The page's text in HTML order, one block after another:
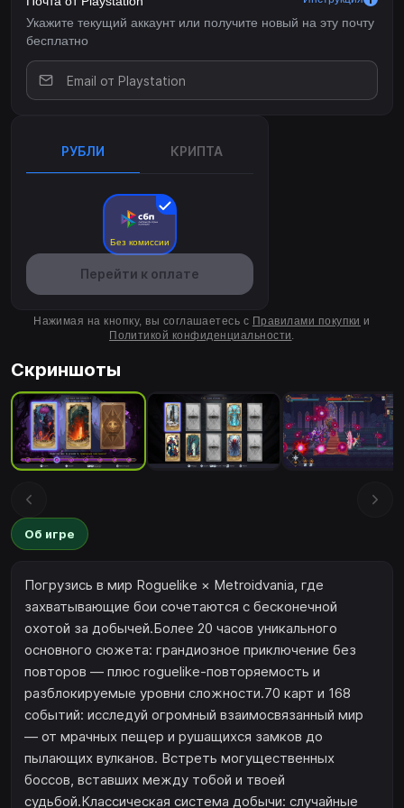
Укажите текущий аккаунт или получите новый на эту почту
бесплатно
РУБЛИ КРИПТА
Без комиссии
Перейти к оплате
Нажимая на кнопку, вы соглашаетесь с Правилами покупки и
Политикой конфиденциальности.
Скриншоты
Об игре
Погрузись в мир Roguelike × Metroidvania, где
захватывающие бои сочетаются с бесконечной
охотой за добычей.Более 20 часов уникального
основного сюжета: грандиозное приключение без
повторов — плюс roguelike-повторяемость и
разблокируемые уровни сложности.70 карт и 168
событий: исследуй огромный взаимосвязанный мир
— от мрачных пещер и рушащихся замков до
пылающих вулканов. Встреть могущественных
боссов, вставших между тобой и твоей
судьбой.Классическая система добычи: случайные